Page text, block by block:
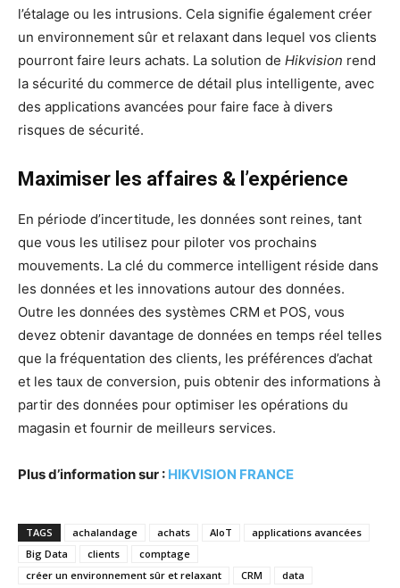
l’étalage ou les intrusions. Cela signifie également créer
un environnement sûr et relaxant dans lequel vos clients
pourront faire leurs achats. La solution de Hikvision rend
la sécurité du commerce de détail plus intelligente, avec
des applications avancées pour faire face à divers
risques de sécurité.
Maximiser les affaires & l’expérience
En période d’incertitude, les données sont reines, tant
que vous les utilisez pour piloter vos prochains
mouvements. La clé du commerce intelligent réside dans
les données et les innovations autour des données.
Outre les données des systèmes CRM et POS, vous
devez obtenir davantage de données en temps réel telles
que la fréquentation des clients, les préférences d’achat
et les taux de conversion, puis obtenir des informations à
partir des données pour optimiser les opérations du
magasin et fournir de meilleurs services.
Plus d’information sur : HIKVISION FRANCE
TAGS achalandage achats AIoT
applications avancées
Big Data
clients
comptage
créer un environnement sûr et relaxant
CRM
data